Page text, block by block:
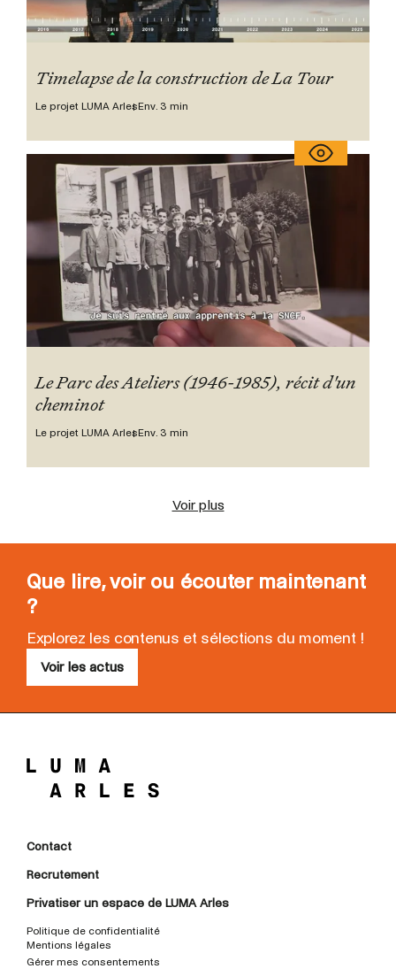
Timelapse de la construction de La Tour
Le projet LUMA Arles Env. 3 min
Le Parc des Ateliers (1946-1985), récit d'un
cheminot
Le projet LUMA Arles Env. 3 min
Voir plus
Que lire, voir ou écouter maintenant
?
Explorez les contenus et sélections du moment !
Voir les actus
Contact
Recrutement
Privatiser un espace de LUMA Arles
Politique de confidentialité
Mentions légales
Gérer mes consentements